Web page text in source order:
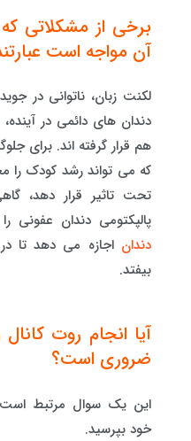
برخی از مشکلاتی
آن مواجه است
لکنت زبان، ناتوانی در
دندان های دائمی در
هم قرار گرفته اند. برای
که می تواند رشد کودک را
تحت تاثیر قرار دهد،
پالپکتومی دندان عفونی
دندان اجازه می دهد تا
بیفتد.
آیا انجام روت
ضروری است؟
این یک سوال مرتبط است
خود بپرسید.